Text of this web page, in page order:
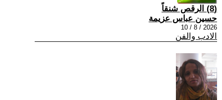
(8) الرقص شنقاً
حسين عباس عزيمة
2026 / 8 / 10
الادب والفن